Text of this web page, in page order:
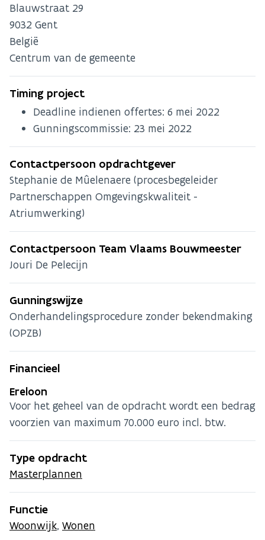
Blauwstraat 29
9032 Gent
België
Centrum van de gemeente
Timing project
Deadline indienen offertes: 6 mei 2022
Gunningscommissie: 23 mei 2022
Contactpersoon opdrachtgever
Stephanie de Mûelenaere (procesbegeleider
Partnerschappen Omgevingskwaliteit -
Atriumwerking)
Contactpersoon Team Vlaams Bouwmeester
Jouri De Pelecijn
Gunningswijze
Onderhandelingsprocedure zonder bekendmaking
(OPZB)
Financieel
Ereloon
Voor het geheel van de opdracht wordt een bedrag
voorzien van maximum 70.000 euro incl. btw.
Type opdracht
Masterplannen
Functie
Woonwijk, Wonen